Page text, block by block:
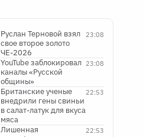
23:08
Руслан Терновой взял
свое второе золото
ЧЕ-2026
23:08
YouTube заблокировал
каналы «Русской
общины»
22:53
Британские ученые
внедрили гены свиньи
в салат-латук для вкуса
мяса
22:53
Лишенная